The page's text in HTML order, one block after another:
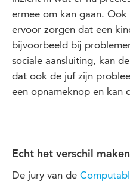
ermee om kan gaan.
ervoor zorgen dat een
bijvoorbeeld bij
sociale aansluiting, kan
dat ook de juf zijn
een opnameknop en kan
Echt het verschil maken
De jury van de